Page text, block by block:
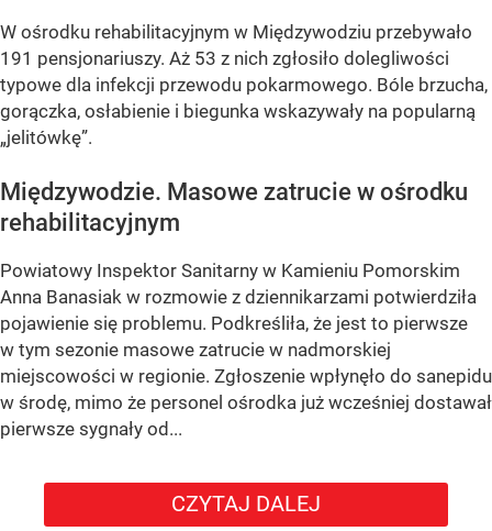
W ośrodku rehabilitacyjnym w Międzywodziu przebywało
191 pensjonariuszy. Aż 53 z nich zgłosiło dolegliwości
typowe dla infekcji przewodu pokarmowego. Bóle brzucha,
gorączka, osłabienie i biegunka wskazywały na popularną
„jelitówkę”.
Międzywodzie. Masowe zatrucie w ośrodku
rehabilitacyjnym
Powiatowy Inspektor Sanitarny w Kamieniu Pomorskim
Anna Banasiak w rozmowie z dziennikarzami potwierdziła
pojawienie się problemu. Podkreśliła, że jest to pierwsze
w tym sezonie masowe zatrucie w nadmorskiej
miejscowości w regionie. Zgłoszenie wpłynęło do sanepidu
w środę, mimo że personel ośrodka już wcześniej dostawał
pierwsze sygnały od...
CZYTAJ DALEJ